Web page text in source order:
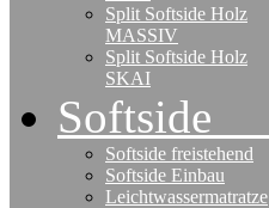
Split Softside Holz
MASSIV
Split Softside Holz
SKAI
Softside
Softside freistehend
Softside Einbau
Leichtwassermatratze